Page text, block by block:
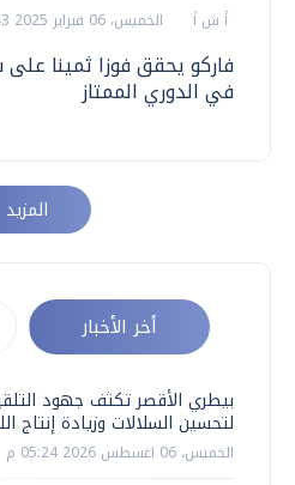
أ ش أ الخميس، 06 فبراير 2025 06:43 م
في الدوري الممتاز
المزيد
أخر الأخبار
بيطري الأقصر تكثف جهود
لتحسين السلالات وزيادة إنتاج
الخميس، 06 اغسطس 2026 05:24 م